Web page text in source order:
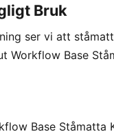
Bruk
ser vi att
Workflow Base
Base Ståmatta